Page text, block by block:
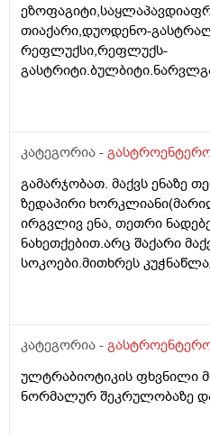
მხარესაც ხოლმე ეს რისი
მაქვს სპირალიც და
ტკივილი თუ ეს ყველაფერი
მოდიოდეს და მაინც
თიაქარი,დუოდენო-
რეფლუქსი,რეფლუქს-
ამიხსენიტ არასამედიცინო
ყრუ ტკივილი მაქვს
კატეგორია -
გამარჯობათ. მაქვს ენაზე
ზედაპირი
ირგვლივ ენა, თეთრი
ნახეთქებით.არც შაქარი
სოკოები.მითხრეს
პრობლემებმა?არადა, არ
ჩავიტარო?
კატეგორია -
ულტრაბიოტიკის ფხვნილი
ნორმალურ შეკრულობაზე